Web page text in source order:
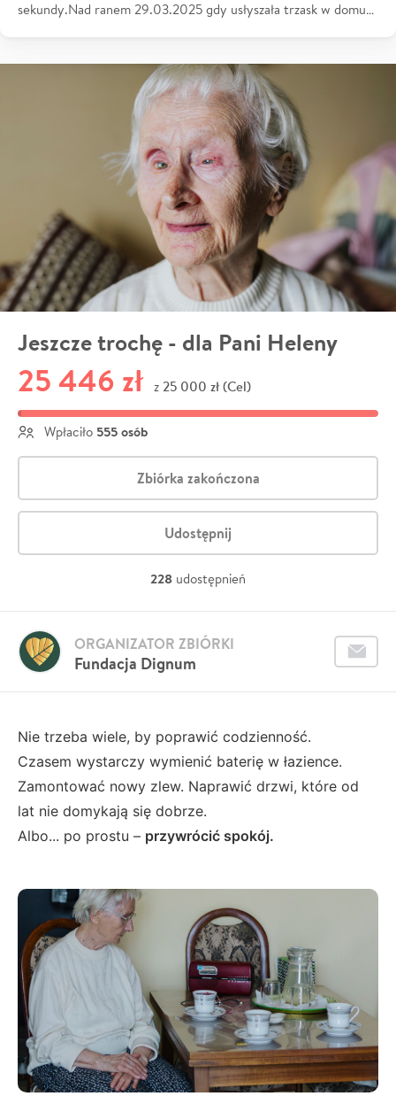
sekundy.Nad ranem 29.03.2025 gdy usłyszała trzask w domu…
Jeszcze trochę - dla Pani Heleny
25 446 zł z 25 000 zł (Cel)
Wpłaciło 555 osób
Zbiórka zakończona
Udostępnij
228 udostępnień
Fundacja Dignum
ORGANIZATOR ZBIÓRKI
Nie trzeba wiele, by poprawić codzienność.
Czasem wystarczy wymienić baterię w łazience.
Zamontować nowy zlew. Naprawić drzwi, które od
lat nie domykają się dobrze.
Albo... po prostu – przywrócić spokój.